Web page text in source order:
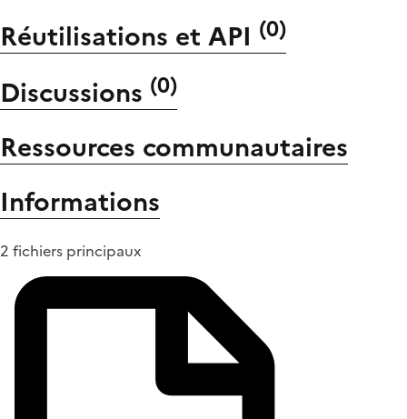
Réutilisations et API (0)
Discussions (0)
Ressources communautaires
Informations
2 fichiers principaux